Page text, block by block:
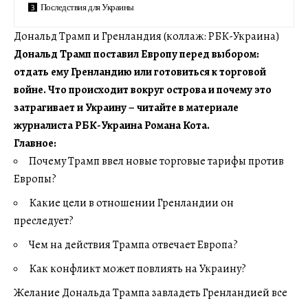
Последствия для Украины
Дональд Трамп и Гренландия (коллаж: РБК-Украина)
Дональд Трамп поставил Европу перед выбором:
отдать ему Гренландию или готовиться к торговой
войне. Что происходит вокруг острова и почему это
затрагивает и Украину – читайте в материале
журналиста РБК-Украина Романа Кота.
Главное:
Почему Трамп ввел новые торговые тарифы против
Европы?
Какие цели в отношении Гренландии он
преследует?
Чем на действия Трампа отвечает Европа?
Как конфликт может повлиять на Украину?
Желание Дональда Трампа завладеть Гренландией все